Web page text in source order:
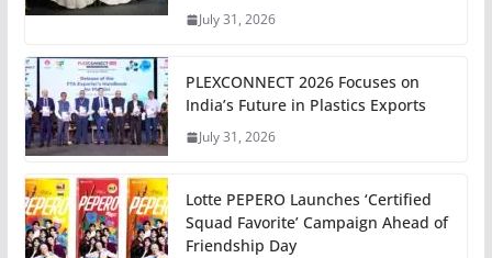
July 31, 2026
PLEXCONNECT 2026 Focuses on
India’s Future in Plastics Exports
July 31, 2026
Lotte PEPERO Launches ‘Certified
Squad Favorite’ Campaign Ahead of
Friendship Day